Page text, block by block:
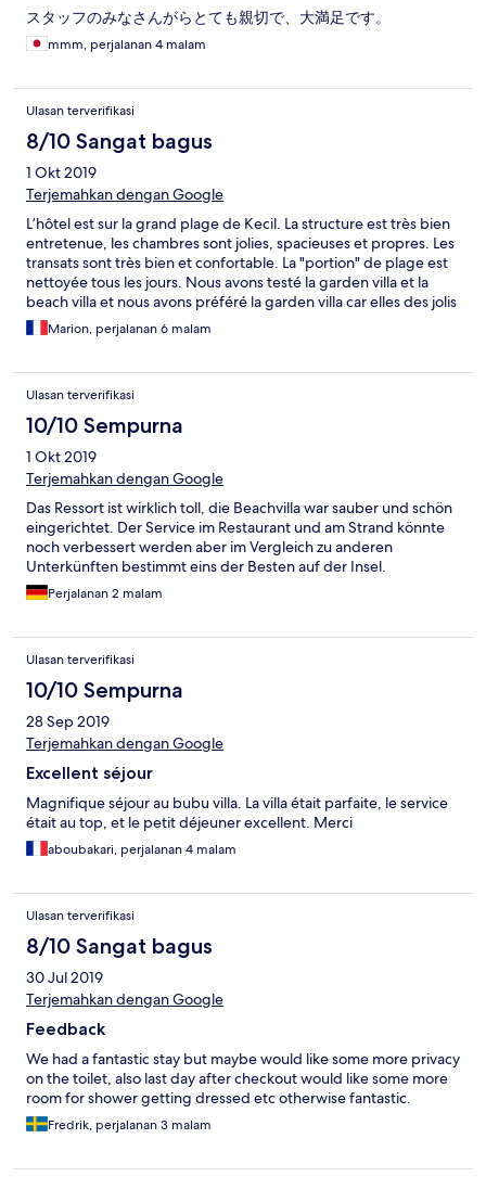
スタッフのみなさんがらとても親切で、大満足です。
mmm, perjalanan 4 malam
Ulasan terverifikasi
8/10 Sangat bagus
1 Okt 2019
Terjemahkan dengan Google
L’hôtel est sur la grand plage de Kecil. La structure est très bien
entretenue, les chambres sont jolies, spacieuses et propres. Les
transats sont très bien et confortable. La "portion" de plage est
nettoyée tous les jours. Nous avons testé la garden villa et la
beach villa et nous avons préféré la garden villa car elles des jolis
petits jardins
Marion, perjalanan 6 malam
Ulasan terverifikasi
10/10 Sempurna
1 Okt 2019
Terjemahkan dengan Google
Das Ressort ist wirklich toll, die Beachvilla war sauber und schön
eingerichtet. Der Service im Restaurant und am Strand könnte
noch verbessert werden aber im Vergleich zu anderen
Unterkünften bestimmt eins der Besten auf der Insel.
Perjalanan 2 malam
Ulasan terverifikasi
10/10 Sempurna
28 Sep 2019
Terjemahkan dengan Google
Excellent séjour
Magnifique séjour au bubu villa. La villa était parfaite, le service
était au top, et le petit déjeuner excellent. Merci
aboubakari, perjalanan 4 malam
Ulasan terverifikasi
8/10 Sangat bagus
30 Jul 2019
Terjemahkan dengan Google
Feedback
We had a fantastic stay but maybe would like some more privacy
on the toilet, also last day after checkout would like some more
room for shower getting dressed etc otherwise fantastic.
Fredrik, perjalanan 3 malam